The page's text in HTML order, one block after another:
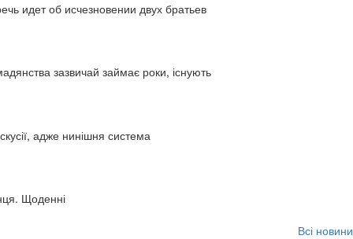
идет об исчезновении двух братьев
зазвичай займає роки, існують
адже нинішня система
Щоденні
Всі новини